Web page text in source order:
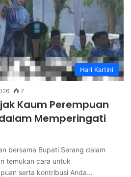
Hari Kartini
7
Kaum Perempuan
Memperingati
bersama Bupati Serang dalam
temukan cara untuk
serta kontribusi Anda…